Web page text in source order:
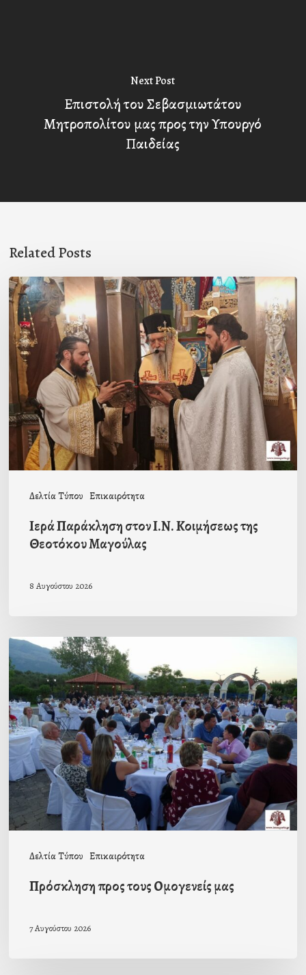
Next Post
Επιστολή του Σεβασμιωτάτου
Μητροπολίτου μας προς την Υπουργό
Παιδείας
Related Posts
Δελτία Τύπου Επικαιρότητα
Ιερά
Παράκληση
στον
Ι.Ν.
Κοιμήσεως
της
Θεοτόκου
Μαγούλας
Ιερά Παράκληση στον Ι.Ν. Κοιμήσεως της
Θεοτόκου Μαγούλας
8 Αυγούστου 2026
Δελτία Τύπου Επικαιρότητα
Πρόσκληση
προς
τους
Ομογενείς
μας
Πρόσκληση προς τους Ομογενείς μας
7 Αυγούστου 2026